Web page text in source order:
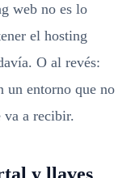
web no es lo
el hosting
O al revés:
un entorno que no
va a recibir.